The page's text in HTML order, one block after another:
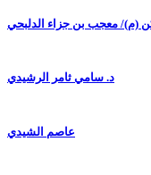
(م)/ معجب بن جزاء الدلبحي
د. سامي ثامر الرشيدي
عاصم الشيدي